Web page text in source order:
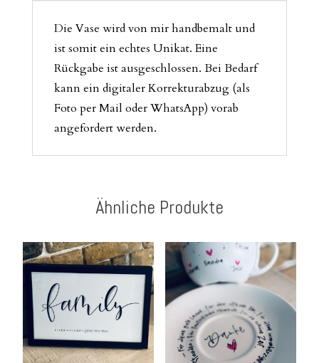
Die Vase wird von mir handbemalt und
ist somit ein echtes Unikat. Eine
Rückgabe ist ausgeschlossen. Bei Bedarf
kann ein digitaler Korrekturabzug (als
Foto per Mail oder WhatsApp) vorab
angefordert werden.
Ähnliche Produkte